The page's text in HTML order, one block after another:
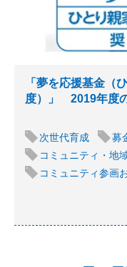
「夢を応援基金（
度）」 2019年度
次世代育成 募
コミュニティ・地
コミュニティ参画